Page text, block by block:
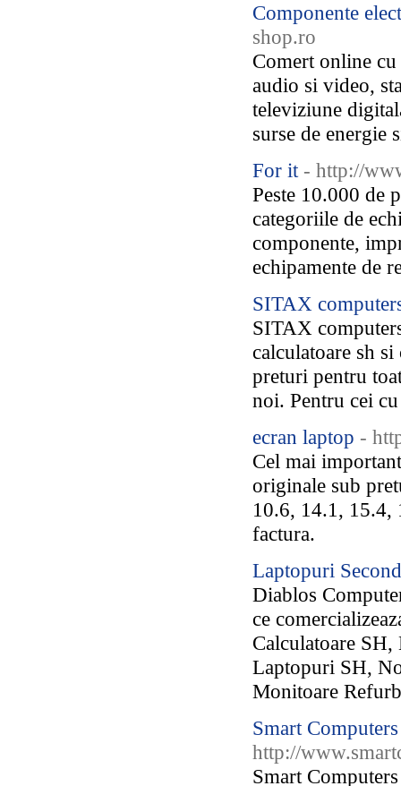
Componente
shop.ro
Comert online cu
audio si video,
televiziune
surse de energie
For it - http://
Peste 10.000 de
categoriile de
componente,
echipamente de
SITAX
SITAX
calculatoare sh
preturi pentru
noi. Pentru cei
ecran laptop -
Cel mai
originale sub
10.6, 14.1, 15.4,
factura.
Laptopuri
Diablos
ce
Calculatoare
Laptopuri SH,
Monitoare
Smart
http://
Smart